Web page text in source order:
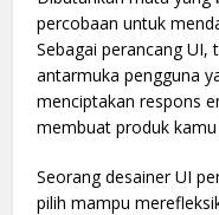
percobaan untuk
Sebagai perancang
antarmuka pengguna
menciptakan respons
membuat produk
Seorang desainer UI
pilih mampu